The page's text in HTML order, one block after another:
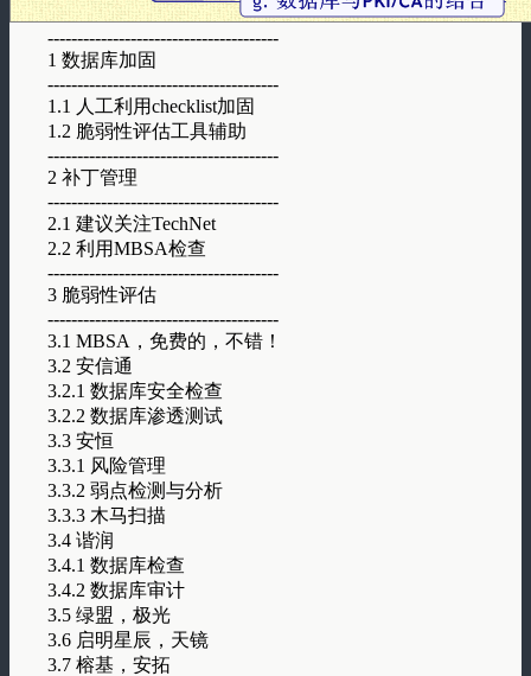
---------------------------------------
1 数据库加固
---------------------------------------
1.1 人工利用checklist加固
1.2 脆弱性评估工具辅助
---------------------------------------
2 补丁管理
---------------------------------------
2.1 建议关注TechNet
2.2 利用MBSA检查
---------------------------------------
3 脆弱性评估
---------------------------------------
3.1 MBSA，免费的，不错！
3.2 安信通
3.2.1 数据库安全检查
3.2.2 数据库渗透测试
3.3 安恒
3.3.1 风险管理
3.3.2 弱点检测与分析
3.3.3 木马扫描
3.4 谐润
3.4.1 数据库检查
3.4.2 数据库审计
3.5 绿盟，极光
3.6 启明星辰，天镜
3.7 榕基，安拓